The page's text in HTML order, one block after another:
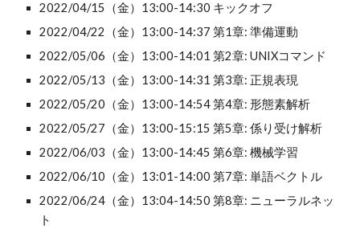
2022/04/15（金）13:00-14:30 キックオフ
2022/04/22（金）13:00-14:37 第1章: 準備運動
2022/05/06（金）13:00-14:01 第2章: UNIXコマンド
2022/05/13（金）13:00-14:31 第3章: 正規表現
2022/05/20（金）13:00-14:54 第4章: 形態素解析
2022/05/27（金）13:00-15:15 第5章: 係り受け解析
2022/06/03（金）13:00-14:45 第6章: 機械学習
2022/06/10（金）13:01-14:00 第7章: 単語ベクトル
2022/06/24（金） 13:04-14:50 第8章: ニューラルネッ
ト